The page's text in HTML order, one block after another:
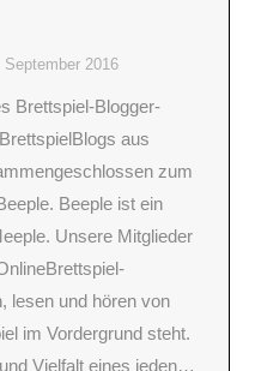
September 2016
Brettspiel­-Blogger­
aus
zum
Beeple ist ein
Unsere Mitglieder
lesen und hören von
im Vordergrund steht.
Vielfalt eines jeden…